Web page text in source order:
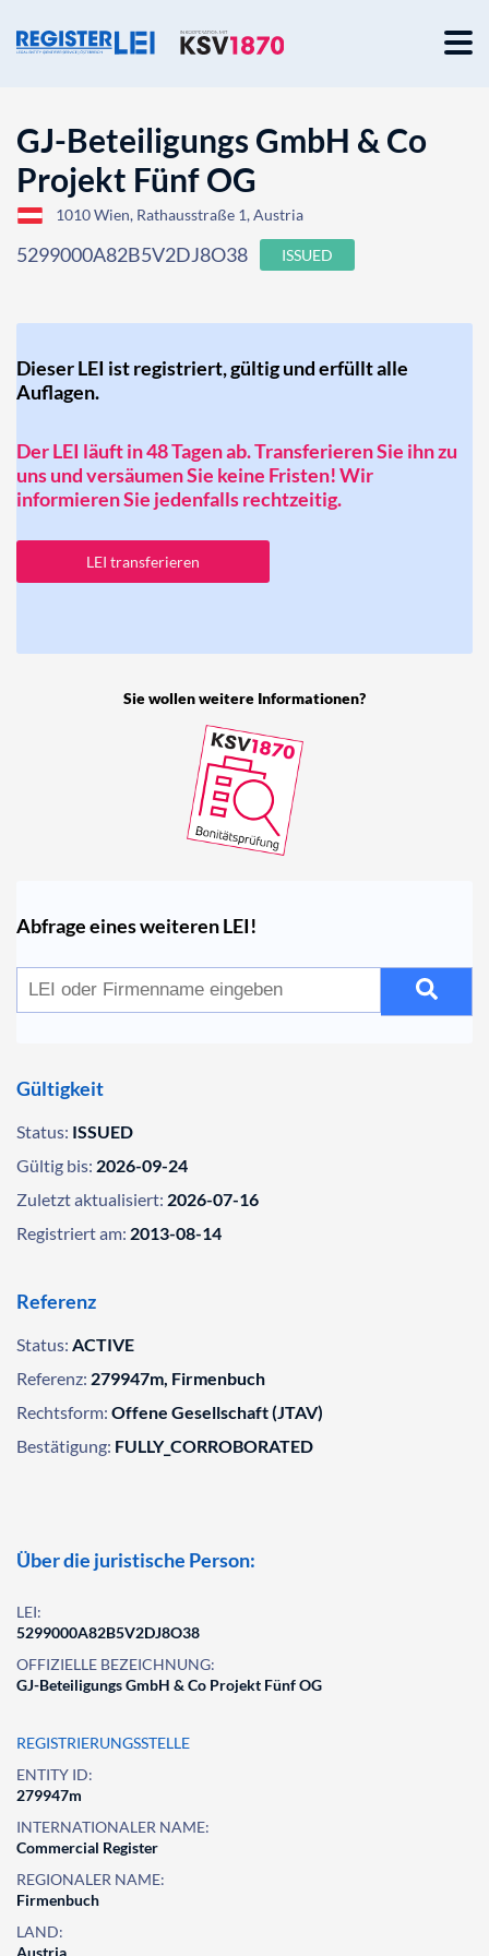
GJ-Beteiligungs GmbH & Co
Projekt Fünf OG
1010 Wien, Rathausstraße 1, Austria
5299000A82B5V2DJ8O38 ISSUED
Dieser LEI ist registriert, gültig und erfüllt alle
Auflagen.
Der LEI läuft in 48 Tagen ab. Transferieren Sie ihn zu
uns und versäumen Sie keine Fristen! Wir
informieren Sie jedenfalls rechtzeitig.
LEI transferieren
Sie wollen weitere Informationen?
Abfrage eines weiteren LEI!
Gültigkeit
Status: ISSUED
Gültig bis: 2026-09-24
Zuletzt aktualisiert: 2026-07-16
Registriert am: 2013-08-14
Referenz
Status: ACTIVE
Referenz: 279947m, Firmenbuch
Rechtsform: Offene Gesellschaft (JTAV)
Bestätigung: FULLY_CORROBORATED
Über die juristische Person:
LEI:
5299000A82B5V2DJ8O38
OFFIZIELLE BEZEICHNUNG:
GJ-Beteiligungs GmbH & Co Projekt Fünf OG
REGISTRIERUNGSSTELLE
ENTITY ID:
279947m
INTERNATIONALER NAME:
Commercial Register
REGIONALER NAME:
Firmenbuch
LAND:
Austria